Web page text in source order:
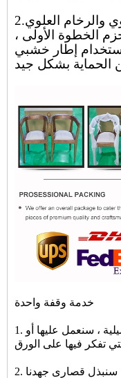
2.يستخدم الزجاج العلوي والرخام العلوي
الخطوة الأولى ،
إطار خشبي
خدمة وقفة واحدة
1. تعال إلينا بتصميماتك ومتطلباتك التفصيلية ، سنعمل عليها أو
2. سواء كان حجرًا أو زجاجًا أو راتنجًا ، سنبذل قصارى جهدنا